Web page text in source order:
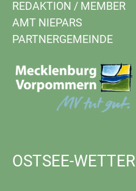
REDAKTION / MEMBER
AMT NIEPARS
PARTNERGEMEINDE
OSTSEE-WETTER